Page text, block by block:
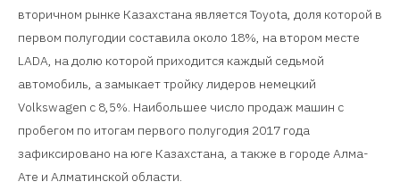
вторичном рынке Казахстана является Toyota, доля которой в
первом полугодии составила около 18%, на втором месте
LADA, на долю которой приходится каждый седьмой
автомобиль, а замыкает тройку лидеров немецкий
Volkswagen с 8,5%. Наибольшее число продаж машин с
пробегом по итогам первого полугодия 2017 года
зафиксировано на юге Казахстана, а также в городе Алма-
Ате и Алматинской области.